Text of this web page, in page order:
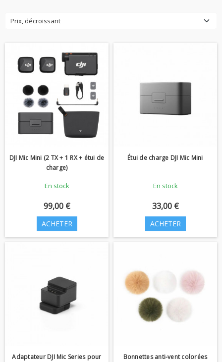
Prix, décroissant
DJI Mic Mini (2 TX + 1 RX + étui de
charge)
En stock
99,00 €
ACHETER
Étui de charge DJI Mic Mini
En stock
33,00 €
ACHETER
Adaptateur DJI Mic Series pour
Bonnettes anti-vent colorées